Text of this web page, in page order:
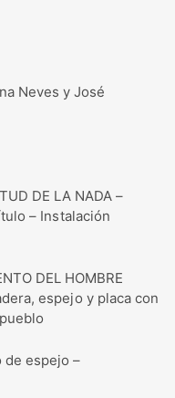
Neves y José
DE LA NADA –
– Instalación
DEL HOMBRE
espejo y placa con
de espejo –